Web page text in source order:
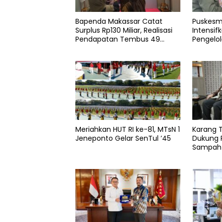
Bapenda Makassar Catat
Surplus Rp130 Miliar, Realisasi
Pendapatan Tembus 49
Meriahkan HUT RI ke-81, MTsN 1
Jeneponto Gelar SenTul ’45
Karang
Dukung
Sampah